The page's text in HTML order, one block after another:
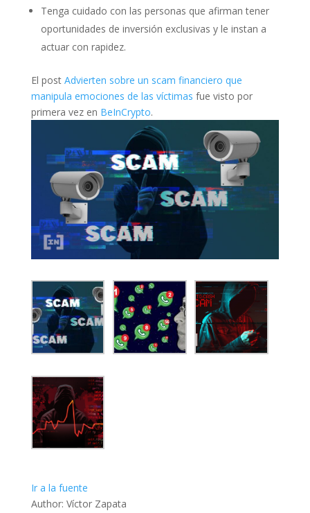
Tenga cuidado con las personas que afirman tener
oportunidades de inversión exclusivas y le instan a
actuar con rapidez.
El post Advierten sobre un scam financiero que
manipula emociones de las víctimas fue visto por
primera vez en BeInCrypto.
Ir a la fuente
Author: Víctor Zapata